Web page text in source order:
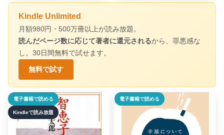
Kindle Unlimited
月額980円・500万冊以上が読み放題。
読んだページ数に応じて著者に還元されるから、罪悪感な
し。30日間無料で試せます。
無料で試す
電子書籍で読める
Kindleで読み放題
電子書籍で読める